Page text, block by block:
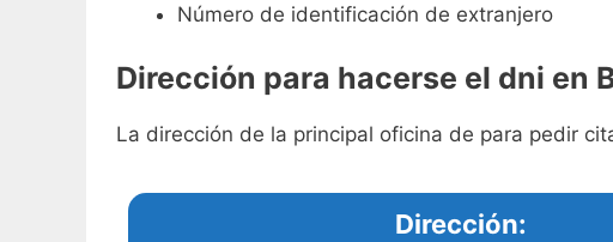
Número de identificación de extranjero
Dirección para hacerse el dni en
La dirección de la principal oficina de para pedir
Dirección: